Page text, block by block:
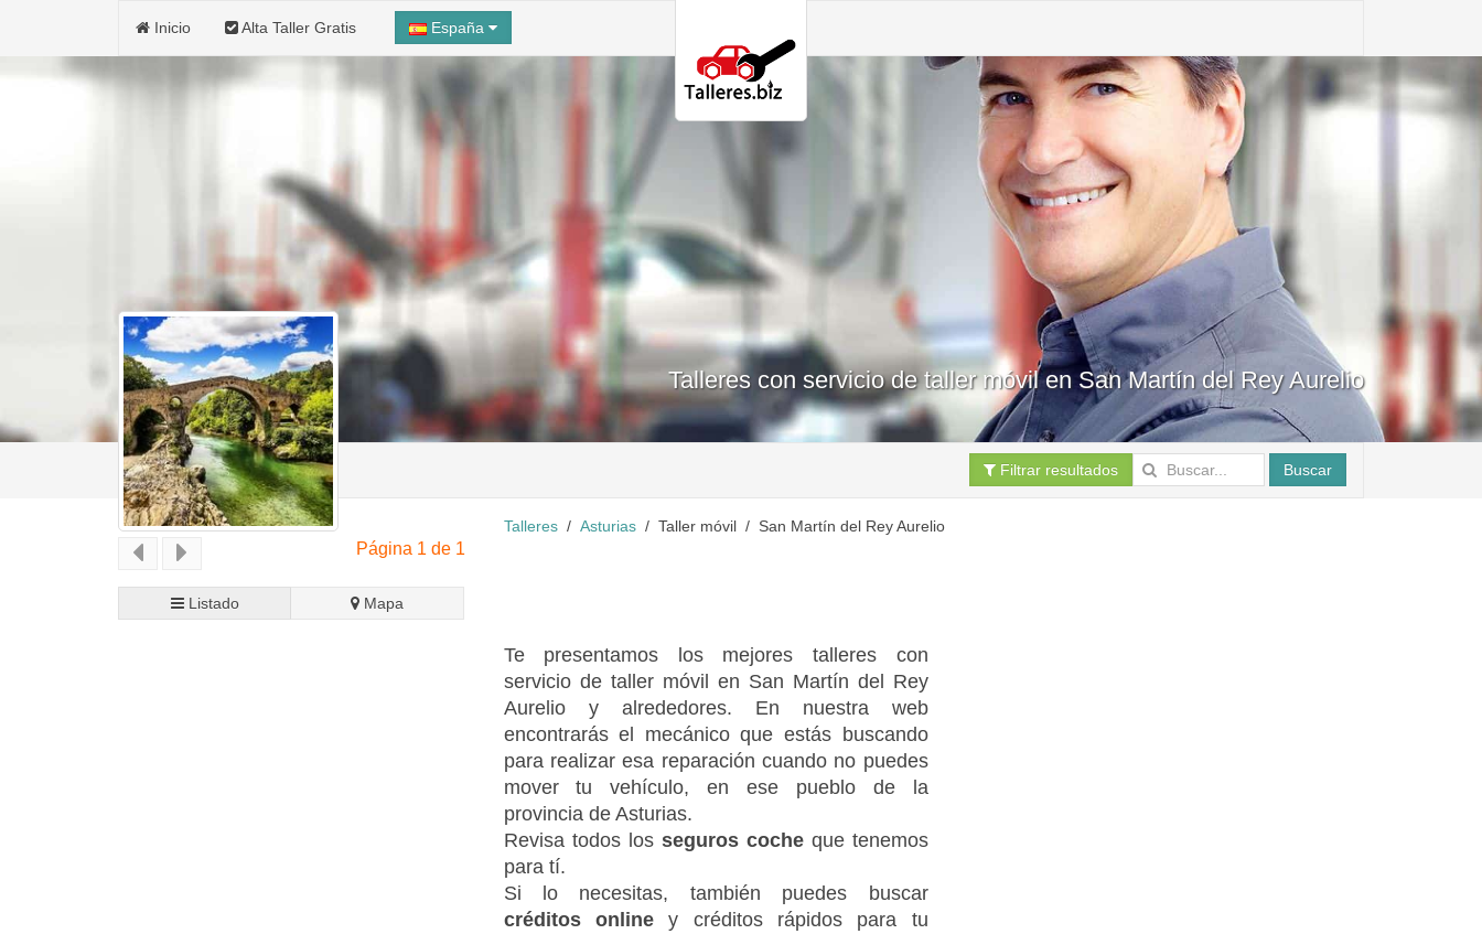
Inicio Alta Taller Gratis España
Talleres con servicio de taller móvil en San Martín del Rey Aurelio
Filtrar resultados Buscar
Página 1 de 1
Listado Mapa
Talleres Asturias Taller móvil San Martín del Rey Aurelio
Te presentamos los mejores talleres con
servicio de taller móvil en San Martín del Rey
Aurelio y alrededores. En nuestra web
encontrarás el mecánico que estás buscando
para realizar esa reparación cuando no puedes
mover tu vehículo, en ese pueblo de la
provincia de Asturias.
Revisa todos los seguros cocheque tenemos
para tí.
Si lo necesitas, también puedes buscar
créditos onliney créditos rápidos para tu